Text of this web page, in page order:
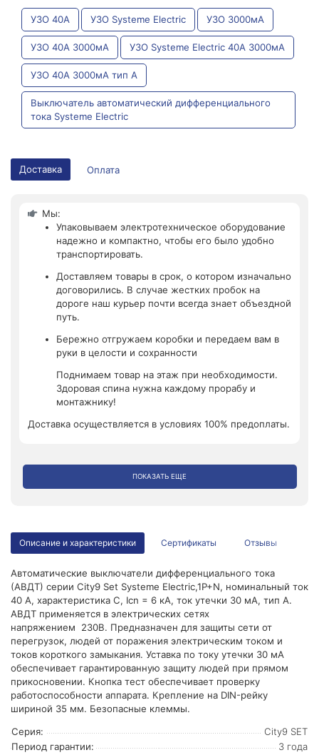
УЗО 40А УЗО Systeme Electric УЗО 3000мА
УЗО 40А 3000мА УЗО Systeme Electric 40А 3000мА
УЗО 40А 3000мА тип A
Выключатель автоматический дифференциального
тока Systeme Electric
Доставка Оплата
Мы:
Упаковываем электротехническое оборудование
надежно и компактно, чтобы его было удобно
транспортировать.
Доставляем товары в срок, о котором изначально
договорились. В случае жестких пробок на
дороге наш курьер почти всегда знает объездной
путь.
Бережно отгружаем коробки и передаем вам в
руки в целости и сохранности
Поднимаем товар на этаж при необходимости.
Здоровая спина нужна каждому прорабу и
монтажнику!
Доставка осуществляется в условиях 100% предоплаты.
ПОКАЗАТЬ ЕЩЕ
Описание и характеристики Сертификаты Отзывы
Автоматические выключатели дифференциального тока
(АВДТ) серии City9 Set Systeme Electric,1P+N, номинальный ток
40 А, характеристика С, Icn = 6 кА, ток утечки 30 мА, тип А.
АВДТ применяется в электрических сетях
напряжением 230В. Предназначен для защиты сети от
перегрузок, людей от поражения электрическим током и
токов короткого замыкания. Уставка по току утечки 30 мА
обеспечивает гарантированную защиту людей при прямом
прикосновении. Кнопка тест обеспечивает проверку
работоспособности аппарата. Крепление на DIN-рейку
шириной 35 мм. Безопасные клеммы.
Серия:
City9 SET
Период гарантии:
3 года